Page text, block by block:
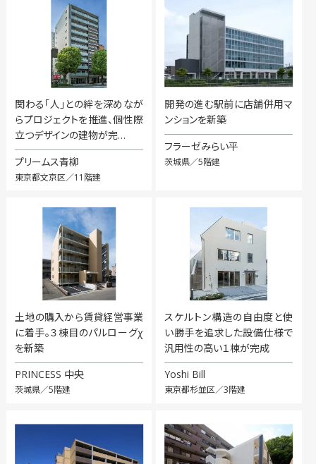
関わる「人」との絆を深めなが
らプロジェクトを推進、個性際
立つデザインの建物が完…
プリームス青柳
東京都文京区／11階建
開発の進む駅前に店舗併用マ
ンションを新築
フラーゼみらい平
茨城県／5階建
土地の購入から賃貸経営事業
に着手。３棟目のパルローグχ
を新築
PRINCESS 中央
茨城県／5階建
スケルトン構造の自由度と使
い勝手を追求した設備仕様で
汎用性の高い１棟が完成
Yoshi Bill
東京都杉並区／3階建